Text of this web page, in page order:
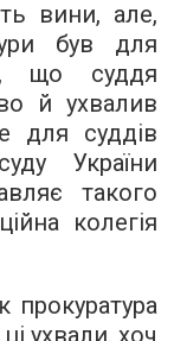
вини, але,
був для
що суддя
й ухвалив
для суддів
України
такого
колегія
прокуратура
ухвали, хоч